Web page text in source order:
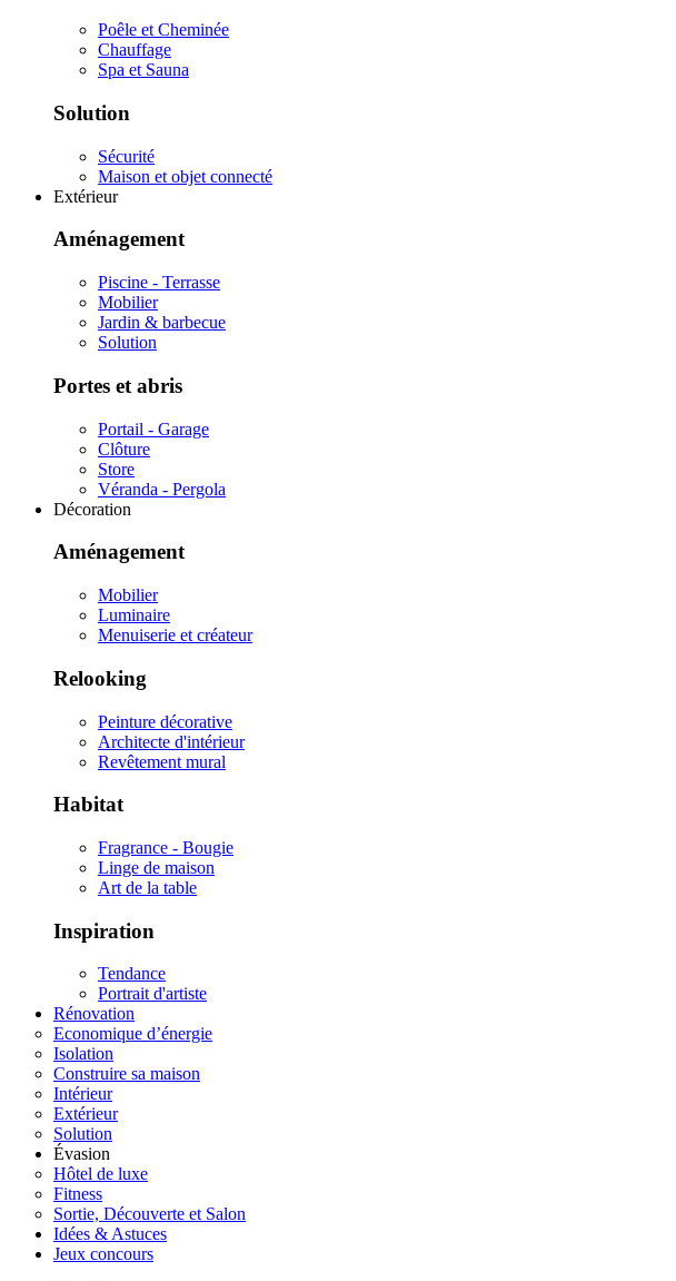
Poêle et Cheminée
Chauffage
Spa et Sauna
Solution
Sécurité
Maison et objet connecté
Extérieur
Aménagement
Piscine - Terrasse
Mobilier
Jardin & barbecue
Solution
Portes et abris
Portail - Garage
Clôture
Store
Véranda - Pergola
Décoration
Aménagement
Mobilier
Luminaire
Menuiserie et créateur
Relooking
Peinture décorative
Architecte d'intérieur
Revêtement mural
Habitat
Fragrance - Bougie
Linge de maison
Art de la table
Inspiration
Tendance
Portrait d'artiste
Rénovation
Economique d’énergie
Isolation
Construire sa maison
Intérieur
Extérieur
Solution
Évasion
Hôtel de luxe
Fitness
Sortie, Découverte et Salon
Idées & Astuces
Jeux concours